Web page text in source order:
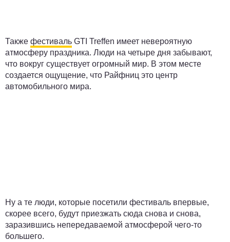
Также фестиваль GTI Treffen имеет невероятную
атмосферу праздника. Люди на четыре дня забывают,
что вокруг существует огромный мир. В этом месте
создается ощущение, что Райфниц это центр
автомобильного мира.
Ну а те люди, которые посетили фестиваль впервые,
скорее всего, будут приезжать сюда снова и снова,
заразившись непередаваемой атмосферой чего-то
большего.